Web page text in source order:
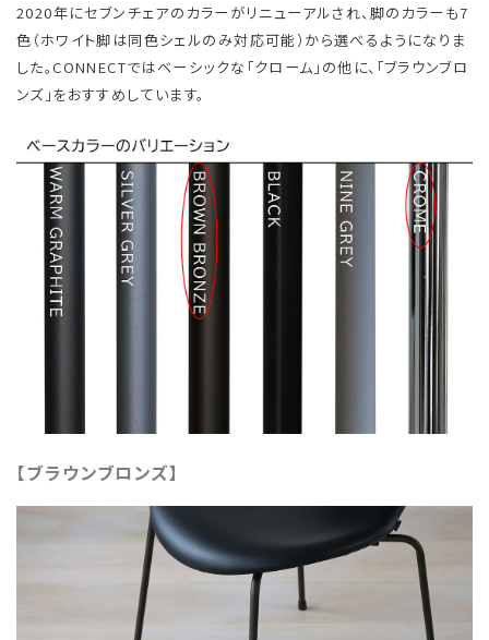
2020年にセブンチェアのカラーがリニューアルされ、脚のカラーも7
色（ホワイト脚は同色シェルのみ対応可能）から選べるようになりま
した。CONNECTではベーシックな「クローム」の他に、「ブラウンブロ
ンズ」をおすすめしています。
【ブラウンブロンズ】